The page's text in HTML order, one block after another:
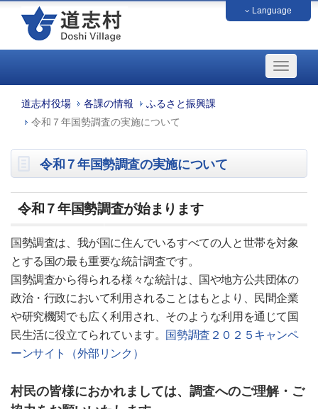
Language
道志村役場 各課の情報
ふるさと振興課
令和７年国勢調査の実施について
令和７年国勢調査の実施について
令和７年国勢調査が始まります
国勢調査は、我が国に住んでいるすべての人と世帯を対象
とする国の最も重要な統計調査です。
国勢調査から得られる様々な統計は、国や地方公共団体の
政治・行政において利用されることはもとより、民間企業
や研究機関でも広く利用され、そのような利用を通じて国
民生活に役立てられています。 国勢調査２０２５キャンペ
ーンサイト（外部リンク）
村民の皆様におかれましては、調査へのご理解・ご